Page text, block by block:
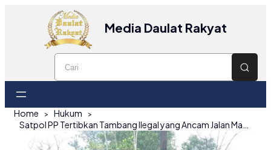
Media Daulat Rakyat
Home
Hukum